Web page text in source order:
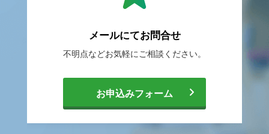
相
談
メールにてお問合せ
不明点などお気軽に ご相談ください。
お申込みフォーム